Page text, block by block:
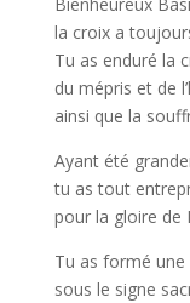
la croix a
Tu as enduré la
du mépris et de
ainsi que la
Ayant été
tu as tout
pour la gloire de
Tu as formé
sous le signe